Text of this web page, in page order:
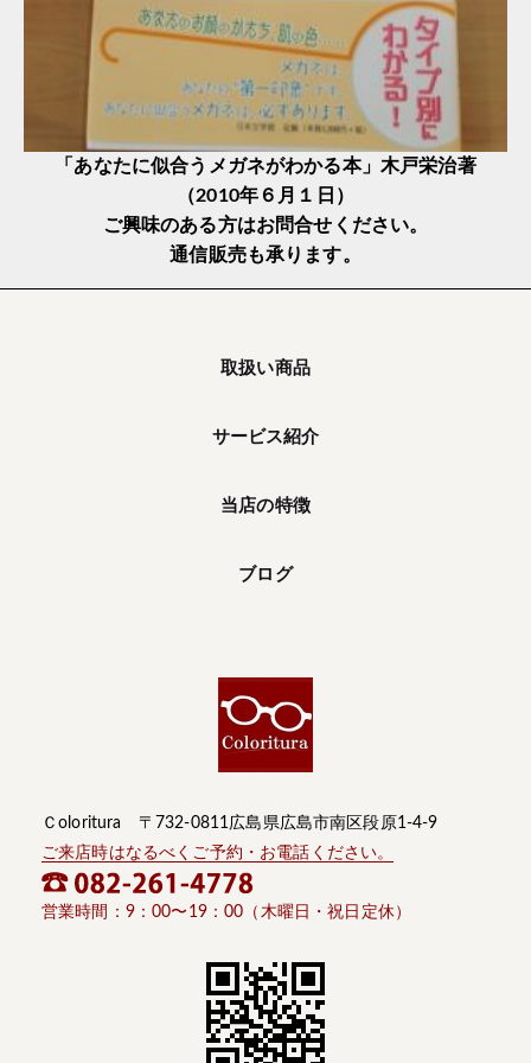
「あなたに似合うメガネがわかる本」木戸栄治著
（2010年６月１日）
ご興味のある方はお問合せください。
通信販売も承ります。
取扱い商品
サービス紹介
当店の特徴
ブログ
Ｃoloritura 〒732-0811広島県広島市南区段原1-4-9
ご来店時はなるべくご予約・お電話ください。
営業時間：9：00〜19：00（木曜日・祝日定休）